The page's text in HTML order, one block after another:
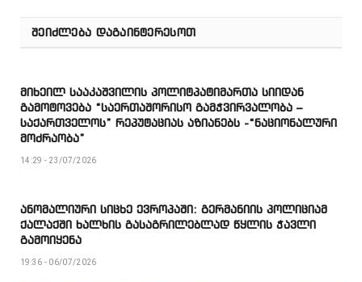
ᲨᲔᲘᲫᲚᲔᲑᲐ ᲓᲐᲒᲐᲘᲜᲢᲔᲠᲔᲡᲝᲗ
მიხეილ სააკაშვილის პოლიტპატიმართა სიიდან
გამოტოვება “საერთაშორისო გამჭვირვალობა –
საქართველოს” რეპუტაციას აზიანებს -“ნაციონალური
მოძრაობა”
14:29 - 23/07/2026
ანომალიური სიცხე ევროპაში: გერმანიის პოლიციამ
ქალაქში ხალხის გასაგრილებლად წყლის ჭავლი
გამოიყენა
19:36 - 06/07/2026